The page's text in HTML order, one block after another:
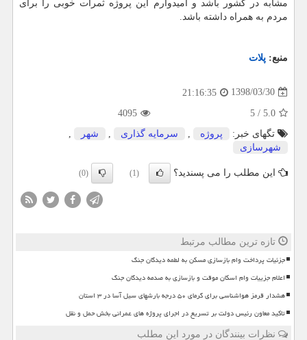
مشابه در كشور باشد و امیدوارم این پروژه ثمرات خوبی را برای
مردم به همراه داشته باشد.
منبع: پلات
1398/03/30
21:16:35
5.0
/
5
4095
تگهای خبر:
پروژه سرمایه گذاری شهر
شهرسازی
این مطلب را می پسندید؟ (1)
(0)
تازه ترین مطالب مرتبط
جزئیات پرداخت وام بازسازی مسکن به لطمه دیدگان جنگ
اعلام جزییات وام اسکان موقت و بازسازی به صدمه دیدگان جنگ
هشدار قرمز هواشناسی برای گرمای ۵۰ درجه بارشهای سیل آسا در ۳ استان
تاکید معاون رئیس دولت بر تسریع در اجرای پروژه های عمرانی بخش حمل و نقل
نظرات بینندگان در مورد این مطلب